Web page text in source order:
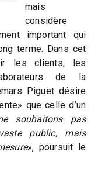
mais
considère
important qui
terme. Dans cet
les clients, les
de la
Piguet désire
que celle d’un
souhaitons pas
public, mais
», poursuit le